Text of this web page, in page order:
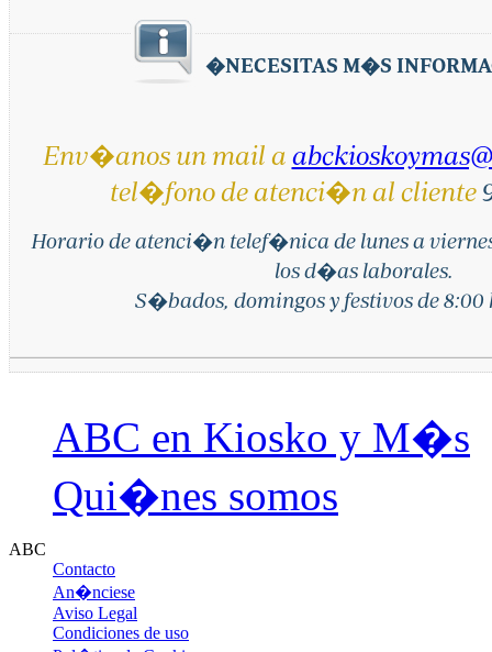
�NECESITAS M�S
Env�anos un mail a
tel�fono de atenci�n al cliente
Horario de atenci�n telef�nica de lunes a
los d�as laborales.
S�bados, domingos y festivos de 8:00
ABC en Kiosko y M�s
Qui�nes somos
ABC
Contacto
An�nciese
Aviso Legal
Condiciones de uso